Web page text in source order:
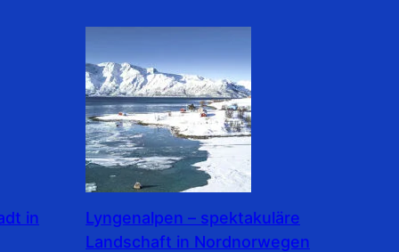
in
Lyngenalpen – spektakuläre
Landschaft in Nordnorwegen